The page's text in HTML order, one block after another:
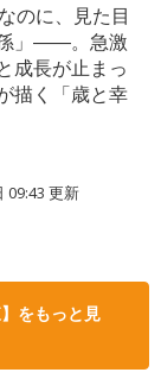
のに、見た目
」――。急激
成長が止まっ
描く「歳と幸
09:43 更新
をもっと見